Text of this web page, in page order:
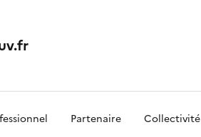
Partenaire Collectivité